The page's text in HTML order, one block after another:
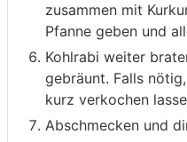
zusammen mit
Pfanne geben und
Kohlrabi weiter
gebräunt. Falls
kurz verkochen
Abschmecken und